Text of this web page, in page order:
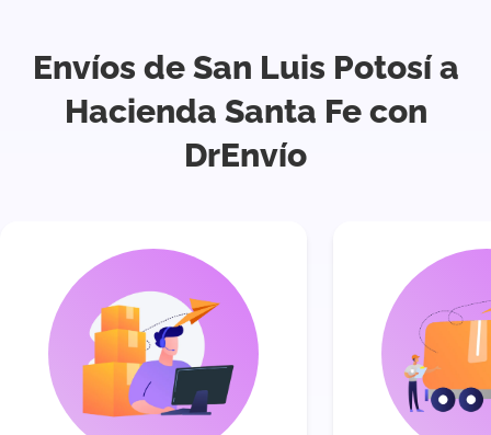
Envíos de San Luis Potosí a
Hacienda Santa Fe con
DrEnvío